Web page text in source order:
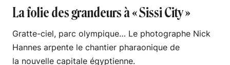
La folie des grandeurs à « Sissi City »
Gratte-ciel, parc olympique… Le photographe Nick
Hannes arpente le chantier pharaonique de
la nouvelle capitale égyptienne.